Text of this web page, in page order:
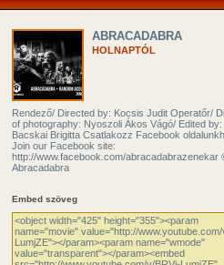
ABRACADABRA
HOLNAPTÓL
Rendező/ Directed by: Kocsis Judit Operatőr/
of photography: Nyoszoli Ákos Vágó/ Edited by:
Bacskai Brigitta Csatlakozz Facebook
Join our Facebook site:
http://www.facebook.com/abracadabrazenekar
Abracadabra
Embed szöveg